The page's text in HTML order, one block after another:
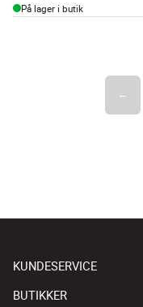
På lager i butik
←
KUNDESERVICE
BUTIKKER